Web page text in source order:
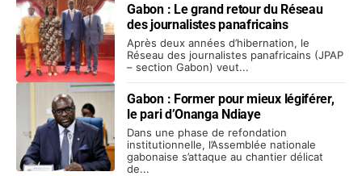
Gabon : Le grand retour du Réseau
des journalistes panafricains
Après deux années d’hibernation, le
Réseau des journalistes panafricains (JPAP
– section Gabon) veut...
Gabon : Former pour mieux légiférer,
le pari d’Onanga Ndiaye
Dans une phase de refondation
institutionnelle, l’Assemblée nationale
gabonaise s’attaque au chantier délicat
de...